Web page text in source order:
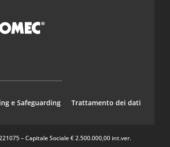
e Safeguarding Trattamento dei dati
– Capitale Sociale € 2.500.000,00 int.ver.